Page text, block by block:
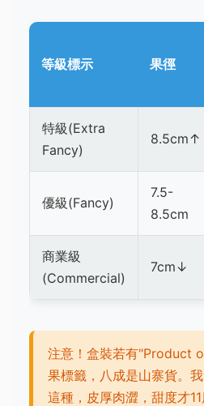
等級標示 果徑
特級(Extra
Fancy)
8.5cm↑
優級(Fancy)
7.5-
8.5cm
商業級
(Commercial)
7cm↓
注意！盒裝若有"Product
果標籤，八成是山寨貨。
這種，皮厚肉澀，甜度才11